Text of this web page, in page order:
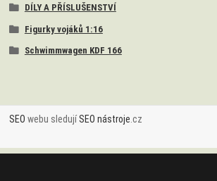
DÍLY A PŘÍSLUŠENSTVÍ
Figurky vojáků 1:16
Schwimmwagen KDF 166
SEO webu sledujíSEO nástroje .cz